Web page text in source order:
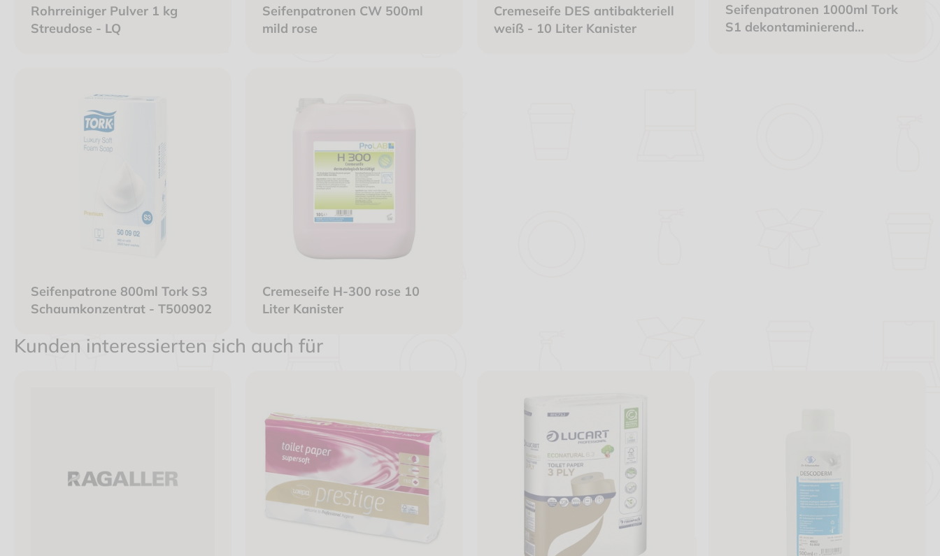
Rohrreiniger Pulver 1 kg
Streudose - LQ
Seifenpatronen CW 500ml
mild rose
Cremeseife DES antibakteriell
weiß - 10 Liter Kanister
Seifenpatronen 1000ml Tork
S1 dekontaminierend
Seifenpatrone 800ml Tork S3
Schaumkonzentrat - T500902
Cremeseife H-300 rose 10
Liter Kanister
Kunden interessierten sich auch für